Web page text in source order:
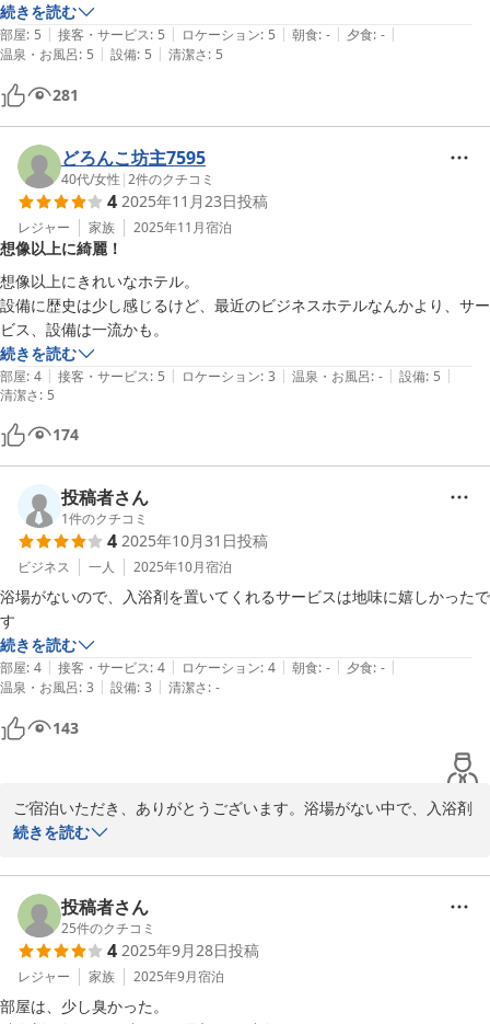
続きを読む
部屋: 5 | 接客・サービス: 5 | ロケーション: 5 | 朝食: - | 夕食: - |
温泉・お風呂: 5 | 設備: 5 | 清潔さ: 5
281
どろんこ坊主7595
40代/女性 |2件のクチコミ
4 2025年11月23日投稿
レジャー 家族 2025年11月宿泊
想像以上に綺麗！
想像以上にきれいなホテル。
設備に歴史は少し感じるけど、最近のビジネスホテルなんかより、サー
ビス、設備は一流かも。
続きを読む
部屋: 4 | 接客・サービス: 5 | ロケーション: 3 | 温泉・お風呂: - | 設備: 5 |
清潔さ: 5
174
投稿者さん
1件のクチコミ
4 2025年10月31日投稿
ビジネス 一人 2025年10月宿泊
浴場がないので、入浴剤を置いてくれるサービスは地味に嬉しかったで
す
続きを読む
部屋: 4 | 接客・サービス: 4 | ロケーション: 4 | 朝食: - | 夕食: - |
温泉・お風呂: 3 | 設備: 3 | 清潔さ: -
143
ご宿泊いただき、ありがとうございます。浴場がない中で、入浴剤
をお楽しみいただけたとのこと、大変嬉しく思います。お客様にリ
に感じております。
今後もお客様にご満足いただけるサービスを提供できるよう努めて
まいりますので、ぜひまたのご利用をお待ちしております。貴重な
ご意見をいただき、ありがとうございました。
Ｔａｂｉｓｔ 網走セントラルホテル
続きを読む
投稿者さん
25件のクチコミ
4 2025年9月28日投稿
レジャー 家族 2025年9月宿泊
部屋は、少し臭かった。